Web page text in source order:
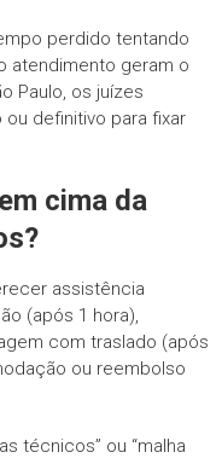
perdido tentando
atendimento geram o
Paulo, os juízes
definitivo para fixar
cima da
assistência
(após 1 hora),
com traslado (após
ou reembolso
técnicos” ou “malha